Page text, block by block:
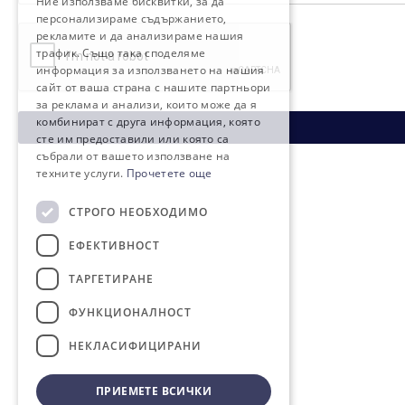
персонализираме съдържанието,
рекламите и да анализираме нашия
трафик. Също така споделяме
информация за използването на нашия
сайт от ваша страна с нашите партньори
за реклама и анализи, които може да я
комбинират с друга информация, която
сте им предоставили или която са
събрали от вашето използване на
техните услуги. Прочетете още
СТРОГО НЕОБХОДИМО
ЕФЕКТИВНОСТ
ТАРГЕТИРАНЕ
ФУНКЦИОНАЛНОСТ
НЕКЛАСИФИЦИРАНИ
ПРИЕМЕТЕ ВСИЧКИ